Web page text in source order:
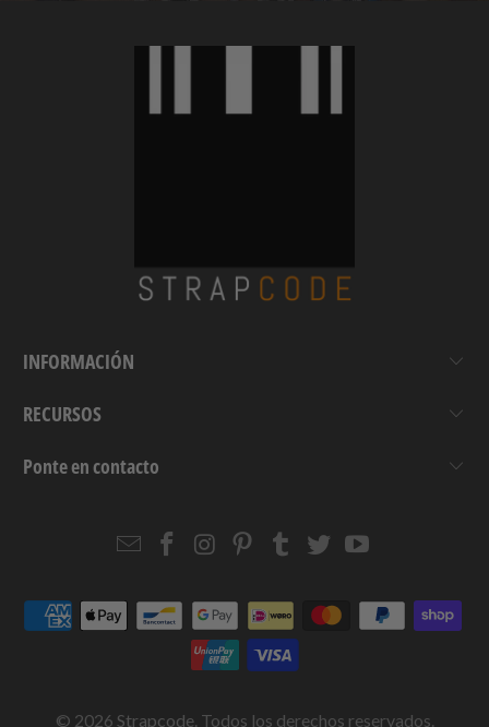
INFORMACIÓN
RECURSOS
Ponte en contacto
EmailStrapcode
Facebook
Strapcode
Instagram
Strapcode
Pinterest
Strapcode
Tumblr
Strapcode
TwitterYouTube
© 2026 Strapcode. Todos los derechos reservados.